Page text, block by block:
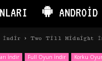
ANDROID
İndir Two Till Midnight
İndir Full Oyun İndir Korku